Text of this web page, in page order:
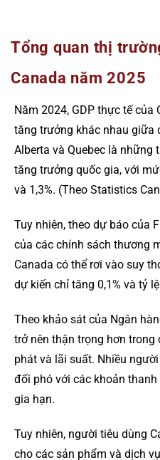
Tổng quan thị
Canada năm 2025
Năm 2024, GDP thực tế của
tăng trưởng khác nhau giữa
Alberta và Quebec là
tăng trưởng quốc gia, với
và 1,3%. (Theo Statistics
Tuy nhiên, theo dự báo của
của các chính sách thương
Canada có thể rơi vào suy
dự kiến chỉ tăng 0,1% và tỷ
Theo khảo sát của Ngân
trở nên thận trọng hơn trong
phát và lãi suất. Nhiều
đối phó với các khoản
gia hạn.
Tuy nhiên, người tiêu dùng
cho các sản phẩm và dịch